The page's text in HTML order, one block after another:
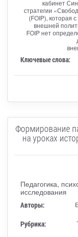
кабинет
стратегии
(FOIP), которая
внешней
FOIP нет
Ключевые слова:
Формирование
на уроках
Педагогика,
исследования
Авторы:
Рубрика: